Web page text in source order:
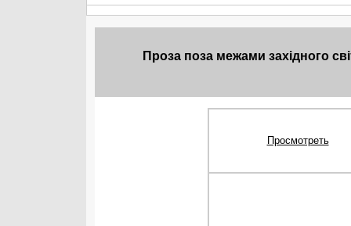
Проза поза межами західного
Просмотреть